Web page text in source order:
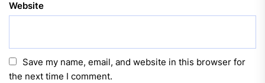
Website
Save my name, email, and website in this browser for
the next time I comment.